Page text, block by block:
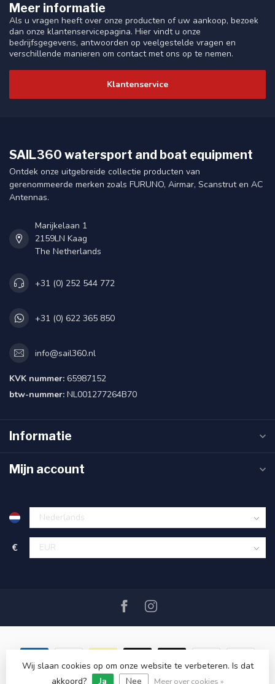
Meer informatie
Als u vragen heeft over onze producten of uw aankoop, bezoek
dan onze klantenservicepagina. Hier vindt u onze
bedrijfsgegevens, antwoorden op veelgestelde vragen en
verschillende manieren om contact met ons op te nemen.
Klantenservice
SAIL360 watersport and boat equipment
Ontdek onze uitgebreide collectie producten van
gerenommeerde merken zoals FURUNO, Airmar, Scanstrut en AC
Antennas.
Marijkelaan 1
2159LN Kaag
The Netherlands
+31 (0) 252 544 772
+31 (0) 622 365 850
info@sail360.nl
KVK nummer: 65987152
btw-nummer: NL001277264B70
Informatie
Mijn account
€
© Copyright 2026 SAIL360 watersport and boat equipment
Wij slaan cookies op om onze website te verbeteren. Is dat
akkoord?
Ja Nee Meer over cookies »